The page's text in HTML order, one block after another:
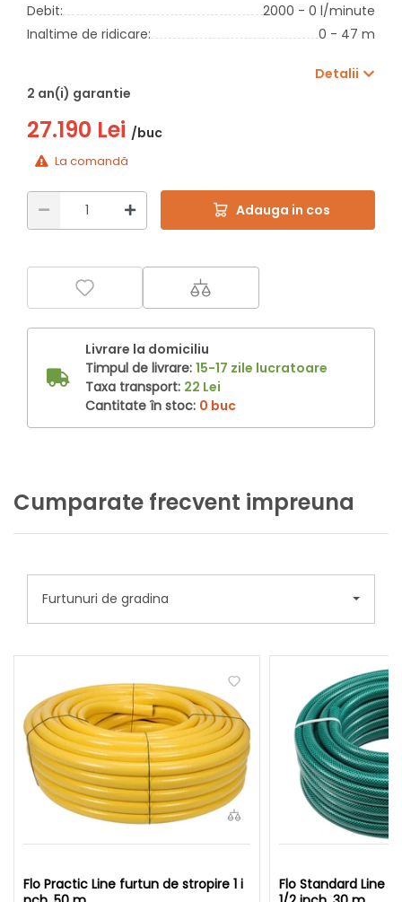
Debit:
2000 - 0 l/minute
Inaltime de ridicare:
0 - 47 m
Detalii
2 an(i) garantie
27.190 Lei /buc
La comandă
Adauga in cos
Livrare la domiciliu
Timpul de livrare: 15-17 zile lucratoare
Taxa transport: 22 Lei
Cantitate în stoc: 0 buc
Cumparate frecvent impreuna
Furtunuri de gradina
Flo Practic Line furtun de stropire 1 i
Flo Standard Line